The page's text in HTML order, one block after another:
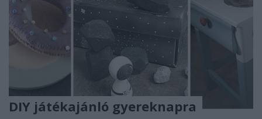
DIY játékajánló gyereknapra